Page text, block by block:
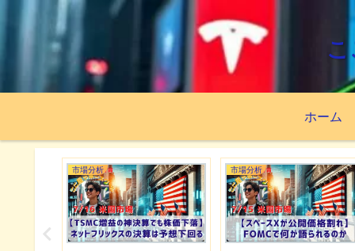
ホーム
市場分析 市場分析